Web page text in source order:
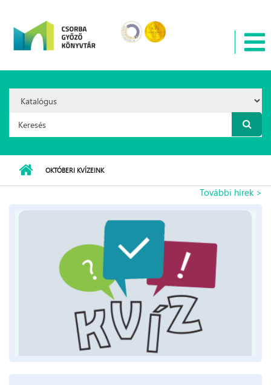
Option:
Keresés űrlap
OKTÓBERI KVÍZEINK
További hírek >